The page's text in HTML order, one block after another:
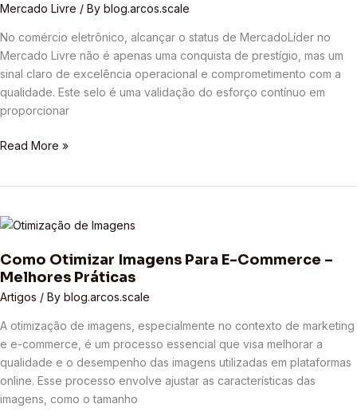
Mercado Livre / By blog.arcos.scale
No comércio eletrônico, alcançar o status de MercadoLíder no
Mercado Livre não é apenas uma conquista de prestígio, mas um
sinal claro de excelência operacional e comprometimento com a
qualidade. Este selo é uma validação do esforço contínuo em
proporcionar
Seu
de
MercadoLíder?
Read More »
Como Otimizar Imagens Para E-Commerce –
Melhores Práticas
Artigos / By blog.arcos.scale
A otimização de imagens, especialmente no contexto de marketing
e e-commerce, é um processo essencial que visa melhorar a
qualidade e o desempenho das imagens utilizadas em plataformas
online. Esse processo envolve ajustar as características das
imagens, como o tamanho
Como
Imagens
Para
E-
–
Melhores
Práticas